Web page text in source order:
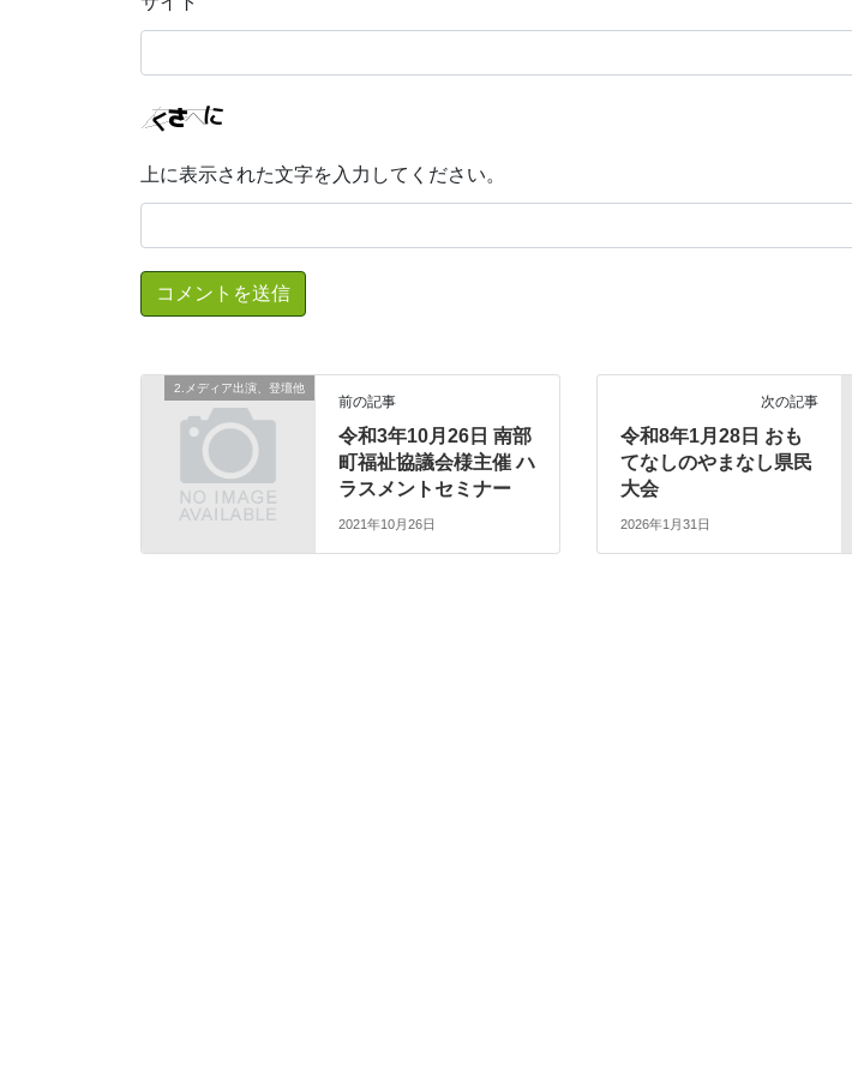
上に表示された文字を入力してください。
2.メディア出演、登壇他
前の記事
令和3年10月26日 南部
町福祉協議会様主催 ハ
ラスメントセミナー
2021年10月26日
次の記事
令和8年1月28日 おも
てなしのやまなし県民
大会
2026年1月31日